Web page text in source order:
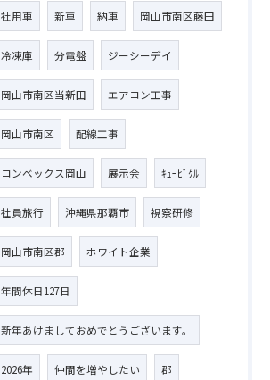
社用車 新車 納車 岡山市南区藤田
冷凍庫 分電盤 ジーシーデイ
岡山市南区当新田 エアコン工事
岡山市南区 配線工事
コンベックス岡山 展示会 ｷｭｰﾋﾞｸﾙ
社員旅行 沖縄県那覇市 視察研修
岡山市南区郡 ホワイト企業
年間休日127日
新年あけましておめでとうございます。
2026年 仲間を増やしたい 郡